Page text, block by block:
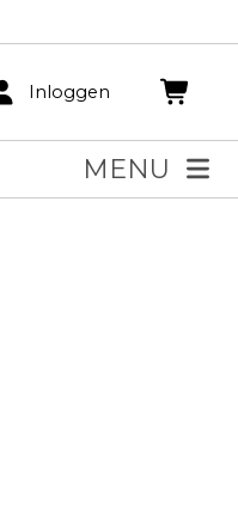
Inloggen
MENU